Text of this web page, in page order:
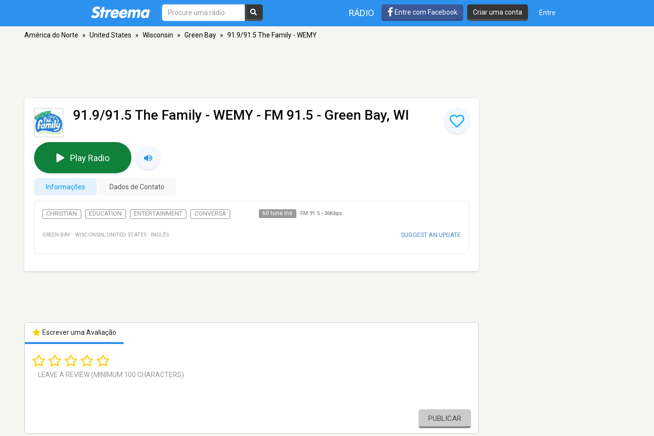
RÁDIO Entre com Facebook Criar uma conta Entre
América do Norte » United States » Wisconsin » Green Bay » 91.9/91.5 The Family - WEMY
91.9/91.5 The Family - WEMY - FM 91.5 - Green Bay, WI
Play Radio
Informações Dados de Contato
CHRISTIAN EDUCATION ENTERTAINMENT CONVERSA 60 tune ins FM 91.5- 36Kbps
GREEN BAY · WISCONSIN , UNITED STATES · INGLÊS SUGGEST AN UPDATE
Escrever uma Avaliação
PUBLICAR